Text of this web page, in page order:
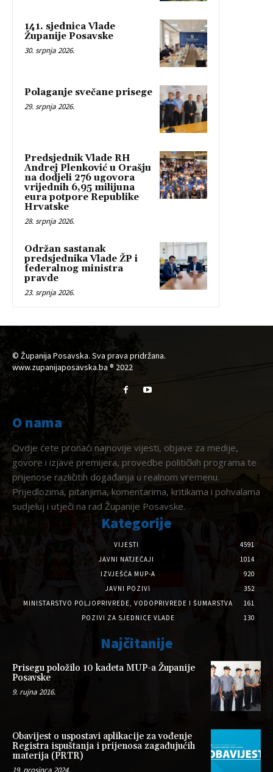
141. sjednica Vlade
Županije Posavske
30. srpnja 2026.
Polaganje svečane prisege
29. srpnja 2026.
Predsjednik Vlade RH
Andrej Plenković u Orašju
na dodjeli 276 ugovora
vrijednih 6,95 milijuna
eura potpore Republike
Hrvatske
28. srpnja 2026.
Održan sastanak
predsjednika Vlade ŽP i
federalnog ministra
pravde
23. srpnja 2026.
© Županija Posavska. Sva prava pridržana.
www.zupanijaposavska.ba ® 2022
O nama
Ovdje ćete pronaći najnovije vijesti, objave za medije,
govore i izjave premijera, provedbe političkih programa te
prijenose različitih događanja u realnom vremenu.
Prijedlozima, pitanjima, komentarima, kritikama i pohvalama
sudjeluj i utječi na rad Županije Posavske.
Kategorije
VIJESTI
4591
JAVNI NATJEČAJI
1014
IZVJEŠĆA MUP-A
920
JAVNI POZIVI
352
MINISTARSTVO POLJOPRIVREDE, VODOPRIVREDE I ŠUMARSTVA
161
POZIVI ZA SJEDNICE VLADE
130
Najčitanije
Prisegu položilo 10 kadeta MUP-a Županije
Posavske
9. rujna 2016.
Obavijest o uspostavi aplikacije za vođenje
Registra ispuštanja i prijenosa zagađujućih
materija (PRTR)
19. prosinca 2024.